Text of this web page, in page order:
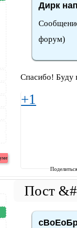
Дирк
форум)
Спасибо! Буду
+1